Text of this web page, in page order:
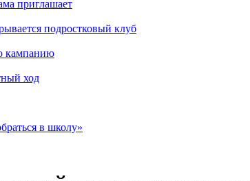
приглашает
подростковый клуб
кампанию
ход
в школу»